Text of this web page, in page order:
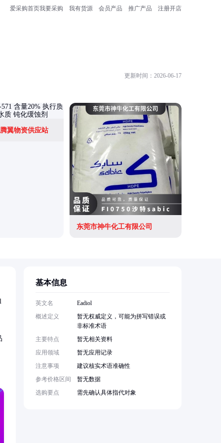
爱采购首页我要采购 我有货源 会员产品 推广产品 注册开店
更新时间：2026-06-17
翼物资供应站
东莞市神牛化工有限公司
基本信息
英文名
Eadiol
概述定义
暂无权威定义，可能为拼写错误或
非标准术语
主要特点
暂无相关资料
应用领域
暂无应用记录
注意事项
建议核实术语准确性
参考价格区间
暂无数据
选购要点
需先确认具体指代对象